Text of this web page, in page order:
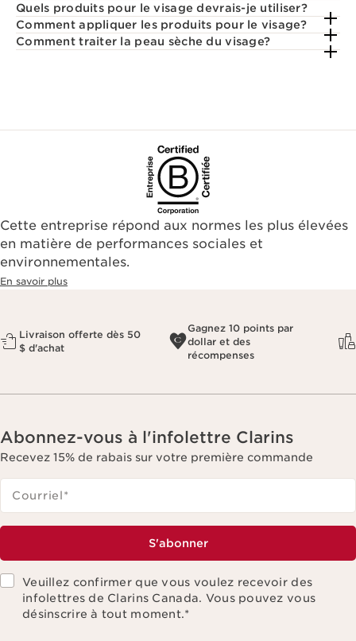
Quels produits pour le visage devrais-je utiliser?
Comment appliquer les produits pour le visage?
Comment traiter la peau sèche du visage?
Cette entreprise répond aux normes les plus élevées
en matière de performances sociales et
environnementales.​
En savoir plus
Livraison offerte dès 50
$ d'achat
Gagnez 10 points par
dollar et des
récompenses
Abonnez-vous à l'infolettre Clarins
Recevez 15% de rabais sur votre première commande
Courriel*
S'abonner
Veuillez confirmer que vous voulez recevoir des
infolettres de Clarins Canada. Vous pouvez vous
désinscrire à tout moment.*